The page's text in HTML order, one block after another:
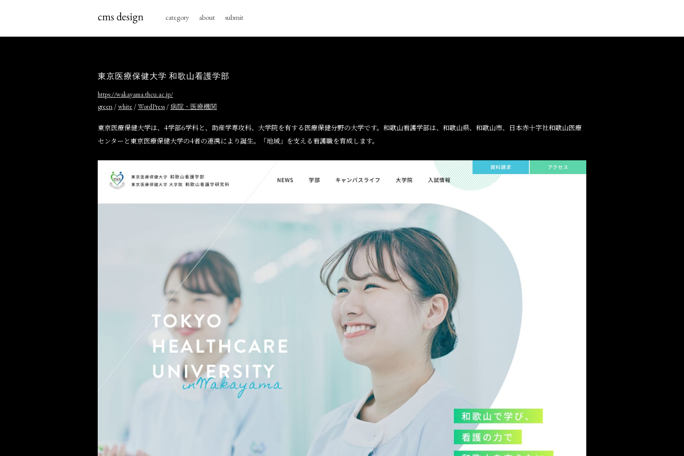
category about submit
東京医療保健大学 和歌山看護学部
https://wakayama.thcu.ac.jp/
green /white /WordPress /病院・医療機関
東京医療保健⼤学は、4学部6学科と、助産学専攻科、⼤学院を有する医療保健分野の⼤学です。和歌山看護学部は、和歌⼭県、和歌⼭市、⽇本⾚⼗字社和歌⼭医療
センターと東京医療保健⼤学の4者の連携により誕生。「地域」を⽀える看護職を育成します。